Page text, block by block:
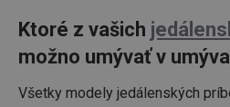
Ktoré z vašich
možno umývať v
Všetky modely jedálenských